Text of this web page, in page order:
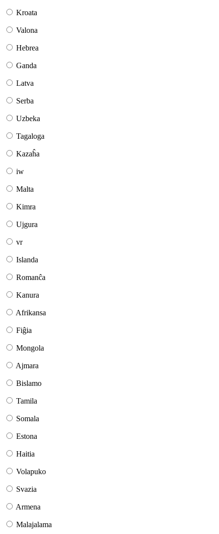
Kroata
Valona
Hebrea
Ganda
Latva
Serba
Uzbeka
Tagaloga
Kazaĥa
iw
Malta
Kimra
Ujgura
vr
Islanda
Romanĉa
Kanura
Afrikansa
Fiĝia
Mongola
Ajmara
Bislamo
Tamila
Somala
Estona
Haitia
Volapuko
Svazia
Armena
Malajalama